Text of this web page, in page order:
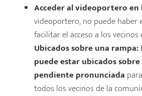
Acceder al videoportero en
videoportero, no puede haber
facilitar el acceso a los
Ubicados sobre una rampa:
puede estar ubicados
pendiente pronunciada
todos los vecinos de la